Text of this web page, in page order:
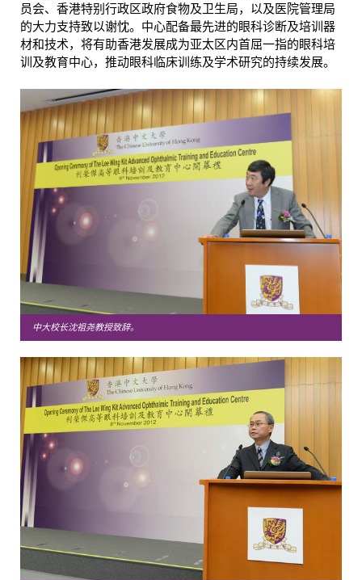
员会、香港特别行政区政府食物及卫生局，以及医院管理局
的大力支持致以谢忱。中心配备最先进的眼科诊断及培训器
材和技术，将有助香港发展成为亚太区内首屈一指的眼科培
训及教育中心，推动眼科临床训练及学术研究的持续发展。
中大校长沈祖尧教授致辞。